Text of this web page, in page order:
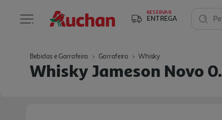
RESERVAR
ENTREGA
Bebidas e Garrafeira Garrafeira Whisky
Whisky Jameson Novo